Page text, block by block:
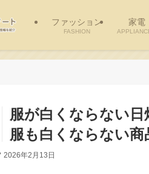
ファッション
FASHION
家電
服が白くならない
服も白くならない
2026年2月13日